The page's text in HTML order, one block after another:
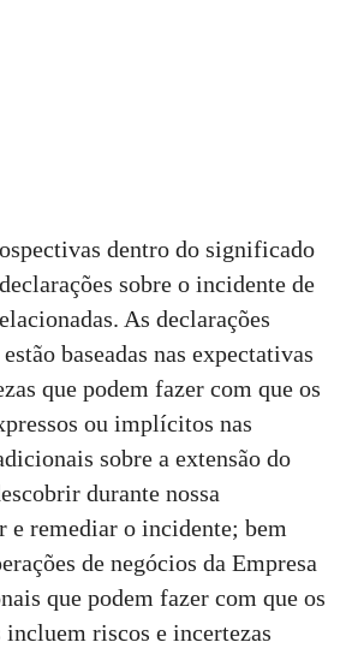
dentro do significado
sobre o incidente de
As declarações
baseadas nas expectativas
que podem fazer com que os
ou implícitos nas
sobre a extensão do
durante nossa
e remediar o incidente; bem
de negócios da Empresa
que podem fazer com que os
riscos e incertezas